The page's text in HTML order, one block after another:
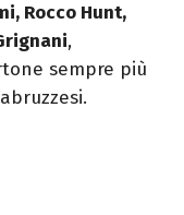
Rocco Hunt,
,
sempre più